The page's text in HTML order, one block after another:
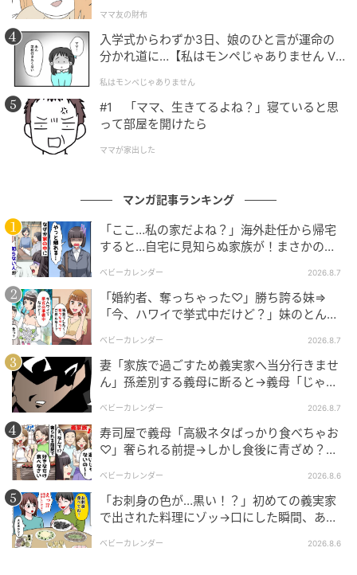
ベビーカレンダー
ママ友の財布
入学式からわずか3日、娘のひと言が運命の
分かれ道に…【私はモンペじゃありません Vo
私はモンペじゃありません
#1 「ママ、生きてるよね？」寝ていると思
って部屋を開けたら
ママが家出した
マンガ記事ランキング
「ここ…私の家だよね？」海外赴任から帰宅
すると…自宅に見知らぬ家族が！まさかの真
ベビーカレンダー 2026.8.7
「婚約者、奪っちゃった♡」勝ち誇る妹⇒
「今、ハワイで挙式中だけど？」妹のとんで
ベビーカレンダー 2026.8.7
妻「家族で過ごすため義実家へ当分行きませ
ん」孫差別する義母に断ると→義母「じゃ
ベビーカレンダー 2026.8.7
寿司屋で義母「高級ネタばっかり食べちゃお
♡」奢られる前提→しかし食後に青ざめ？通
ベビーカレンダー 2026.8.6
「お刺身の色が…黒い！？」初めての義実家
で出された料理にゾッ→口にした瞬間、あ
ベビーカレンダー 2026.8.6